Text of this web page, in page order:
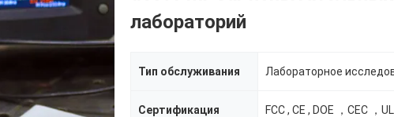
лабораторий
Тип обслуживания
Сертификация